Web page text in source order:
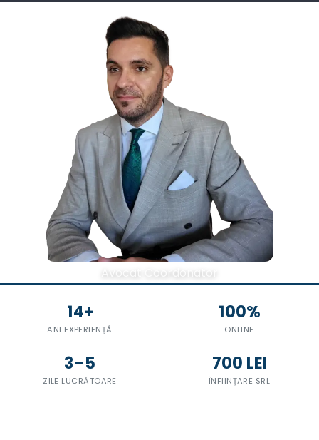
Avocat Coordonator
14+
ANI EXPERIENȚĂ
100%
ONLINE
3–5
ZILE LUCRĂTOARE
700 LEI
ÎNFIINȚARE SRL